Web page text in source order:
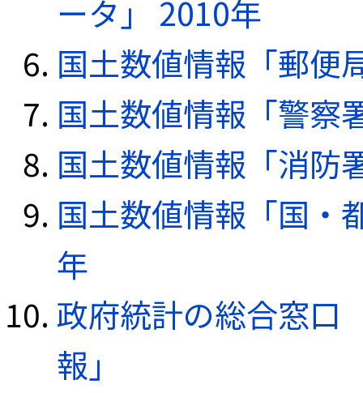
ータ」 2010年
国土数値情報「郵便
国土数値情報「警察
国土数値情報「消防
国土数値情報「国・
年
政府統計の総合窓口
報」